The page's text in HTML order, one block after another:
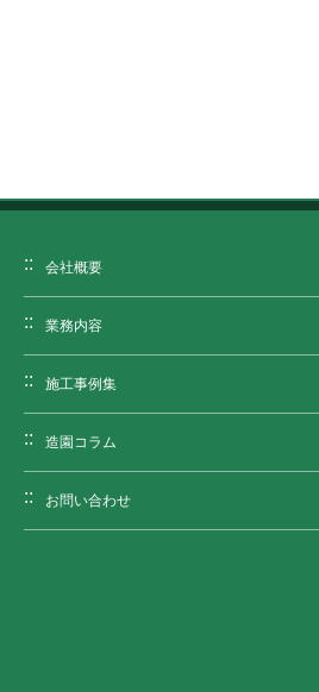
会社概要
業務内容
施工事例集
造園コラム
お問い合わせ